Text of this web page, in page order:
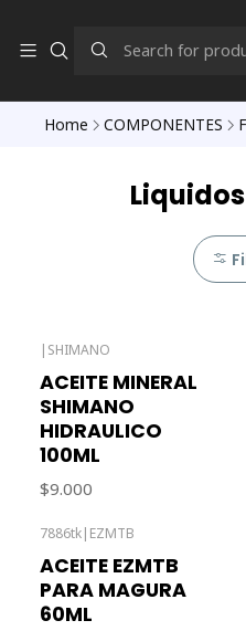
Home COMPONENTES
| SHIMANO
ACEITE MINERAL
SHIMANO
HIDRAULICO
100ML
$9.000
7886tk| EZMTB
ACEITE EZMTB
PARA MAGURA
60ML